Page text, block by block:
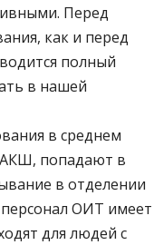
Перед
как и перед
полный
в нашей
в среднем
АКШ, попадают в
в отделении
ОИТ имеет
для людей с